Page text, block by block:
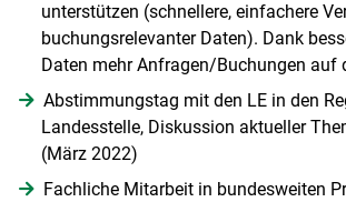
unterstützen (schnellere, einfachere
buchungsrelevanter Daten). Dank
Daten mehr Anfragen/Buchungen auf
Abstimmungstag mit den LE in den
Landesstelle, Diskussion aktueller
(März 2022)
Fachliche Mitarbeit in bundesweiten